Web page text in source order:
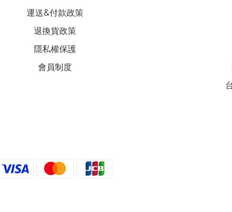
運送&付款政策
退換貨政策
隱私權保護
會員制度